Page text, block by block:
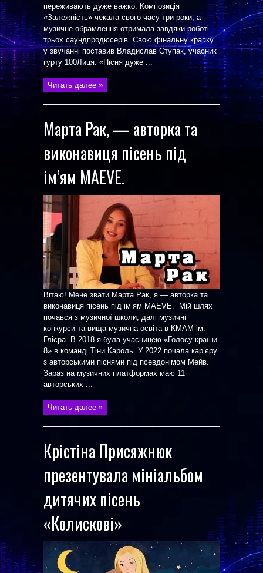
переживають дуже важко. Композиція
«Залежність» чекала свого часу три роки, а
музичне обрамлення отримала завдяки роботі
трьох саундпродюсерів. Свою фінальну крапку
у звучанні поставив Владислав Ступак, учасник
гурту 100Лиця. «Пісня дуже ...
Читать далее »
Марта Рак, — авторка та
виконавиця пісень під
ім’ям MAEVE.
Вітаю! Мене звати Марта Рак, я — авторка та
виконавиця пісень під ім’ям MAEVE. Мій шлях
почався з музичної школи, далі музичні
конкурси та вища музична освіта в КМАМ ім.
Глієра. В 2018 я була учасницею «Голосу країни
8» в команді Тіни Кароль. У 2022 почала кар’єру
з авторськими піснями під псевдонімом Мейв.
Зараз на музичних платформах маю 11
авторських ...
Читать далее »
Крістіна Присяжнюк
презентувала мініальбом
дитячих пісень
«Колискові»